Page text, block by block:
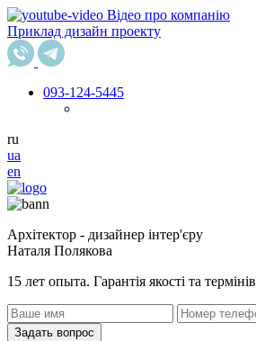
Відео про компанію
Приклад дизайн проекту
093-124-5445
ru
ua
en
Архітектор - дизайнер інтер'єру
Наталя Полякова
15 лет опыта. Гарантія якості та термінів
Задать вопрос